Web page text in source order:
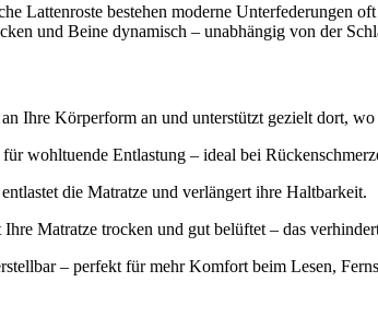
Lattenroste bestehen moderne Unterfederungen
und Beine dynamisch – unabhängig von der
Ihre Körperform an und unterstützt gezielt dort,
wohltuende Entlastung – ideal bei
die Matratze und verlängert ihre Haltbarkeit.
Matratze trocken und gut belüftet – das
– perfekt für mehr Komfort beim Lesen,